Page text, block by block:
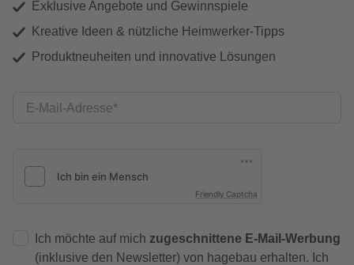
Exklusive Angebote und Gewinnspiele
Kreative Ideen & nützliche Heimwerker-Tipps
Produktneuheiten und innovative Lösungen
E-Mail-Adresse
Friendly Captcha
Ich möchte auf mich zugeschnittene E-Mail-Werbung
(inklusive den Newsletter) von hagebau erhalten. Ich